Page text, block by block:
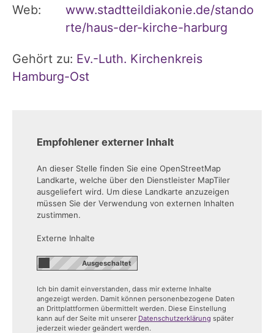
Web:
www.stadtteildiakonie.de/stando
rte/haus-der-kirche-harburg
Gehört zu: Ev.-Luth. Kirchenkreis
Hamburg-Ost
Empfohlener externer Inhalt
An dieser Stelle finden Sie eine OpenStreetMap
Landkarte, welche über den Dienstleister MapTiler
ausgeliefert wird. Um diese Landkarte anzuzeigen
müssen Sie der Verwendung von externen Inhalten
zustimmen.
Externe Inhalte
Ich bin damit einverstanden, dass mir externe Inhalte
angezeigt werden. Damit können personenbezogene Daten
an Drittplattformen übermittelt werden. Diese Einstellung
kann auf der Seite mit unserer Datenschutzerklärung später
jederzeit wieder geändert werden.